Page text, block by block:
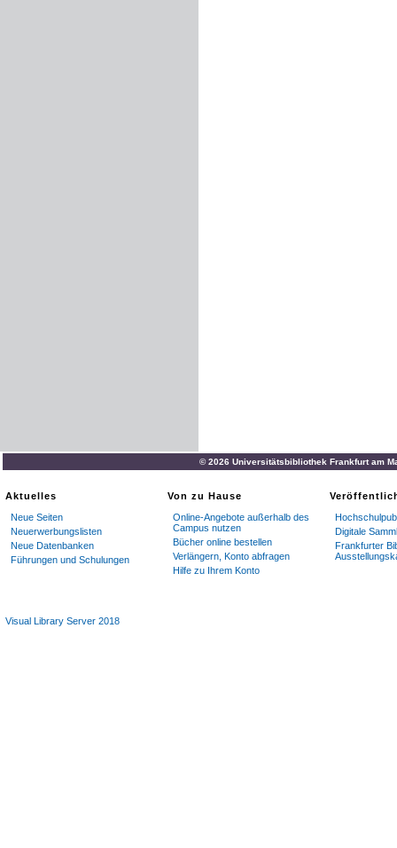
© 2026 Universitätsbibliothek Frankfurt am
Aktuelles
Neue Seiten
Neuerwerbungslisten
Neue Datenbanken
Führungen und Schulungen
Von zu Hause
Online-Angebote außerhalb des
Campus nutzen
Bücher online bestellen
Verlängern, Konto abfragen
Hilfe zu Ihrem Konto
Digitale
Frankfurter
Visual Library Server 2018